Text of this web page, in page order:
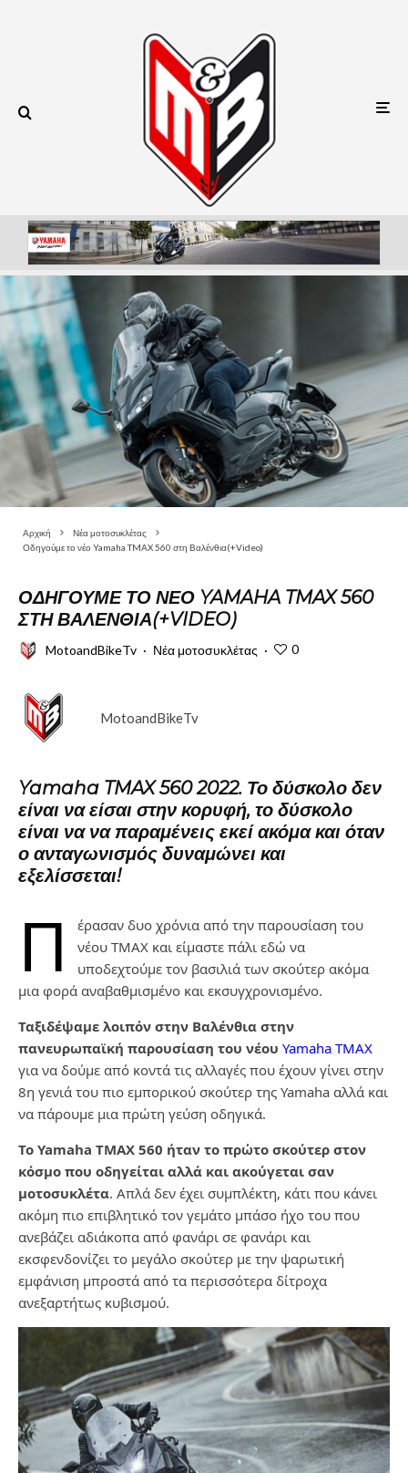
Αρχική
Νέα μοτοσυκλέτας
Οδηγούμε το νέο Yamaha TMAX 560 στη Βαλένθια(+Video)
ΟΔΗΓΟΎΜΕ ΤΟ ΝΈΟ YAMAHA TMAX 560
ΣΤΗ ΒΑΛΈΝΘΙΑ(+VIDEO)
MotoandBikeTv · Νέα μοτοσυκλέτας · 0
MotoandBikeTv
Yamaha TMAX 560 2022. Το δύσκολο δεν
είναι να είσαι στην κορυφή, το δύσκολο
είναι να να παραμένεις εκεί ακόμα και όταν
ο ανταγωνισμός δυναμώνει και
εξελίσσεται!
Π
έρασαν δυο χρόνια από την παρουσίαση του
νέου ΤΜΑΧ και είμαστε πάλι εδώ να
υποδεχτούμε τον βασιλιά των σκούτερ ακόμα
μια φορά αναβαθμισμένο και εκσυγχρονισμένο.
Ταξιδέψαμε λοιπόν στην Βαλένθια στην
πανευρωπαϊκή παρουσίαση του νέου Yamaha ΤΜΑΧ
για να δούμε από κοντά τις αλλαγές που έχουν γίνει στην
8η γενιά του πιο εμπορικού σκούτερ της Yamaha αλλά και
να πάρουμε μια πρώτη γεύση οδηγικά.
Το Yamaha TMAX 560 ήταν το πρώτο σκούτερ στον
κόσμο που οδηγείται αλλά και ακούγεται σαν
μοτοσυκλέτα. Απλά δεν έχει συμπλέκτη, κάτι που κάνει
ακόμη πιο επιβλητικό τον γεμάτο μπάσο ήχο του που
ανεβάζει αδιάκοπα από φανάρι σε φανάρι και
εκσφενδονίζει το μεγάλο σκούτερ με την ψαρωτική
εμφάνιση μπροστά από τα περισσότερα δίτροχα
ανεξαρτήτως κυβισμού.